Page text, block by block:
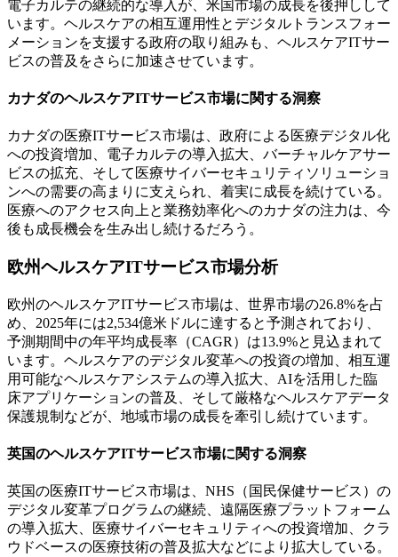
電子カルテの継続的な導入が、米国市場の成長を後押しして
います。ヘルスケアの相互運用性とデジタルトランスフォー
メーションを支援する政府の取り組みも、ヘルスケアITサー
ビスの普及をさらに加速させています。
カナダのヘルスケアITサービス市場に関する洞察
カナダの医療ITサービス市場は、政府による医療デジタル化
への投資増加、電子カルテの導入拡大、バーチャルケアサー
ビスの拡充、そして医療サイバーセキュリティソリューショ
ンへの需要の高まりに支えられ、着実に成長を続けている。
医療へのアクセス向上と業務効率化へのカナダの注力は、今
後も成長機会を生み出し続けるだろう。
欧州ヘルスケアITサービス市場分析
欧州のヘルスケアITサービス市場は、世界市場の26.8%を占
め、2025年には2,534億米ドルに達すると予測されており、
予測期間中の年平均成長率（CAGR）は13.9%と見込まれて
います。ヘルスケアのデジタル変革への投資の増加、相互運
用可能なヘルスケアシステムの導入拡大、AIを活用した臨
床アプリケーションの普及、そして厳格なヘルスケアデータ
保護規制などが、地域市場の成長を牽引し続けています。
英国のヘルスケアITサービス市場に関する洞察
英国の医療ITサービス市場は、NHS（国民保健サービス）の
デジタル変革プログラムの継続、遠隔医療プラットフォーム
の導入拡大、医療サイバーセキュリティへの投資増加、クラ
ウドベースの医療技術の普及拡大などにより拡大している。